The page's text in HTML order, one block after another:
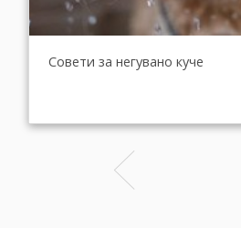
Совети за негувано куче